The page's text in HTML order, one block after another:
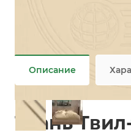
Описание
Ткань